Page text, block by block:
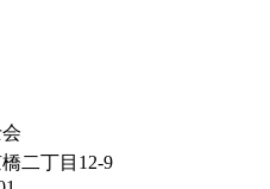
二丁目12-9